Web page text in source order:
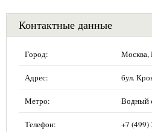
Контактные данные
Город: Москва,
Адрес: бул.
Метро: Водный
Телефон: +7 (499)